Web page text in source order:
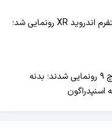
عینک هوشمند سامسونگ با پلتفرم اندروید XR رونمایی شد؛
گلکسی واچ اولترا ۲ و گلکسی واچ ۹ رونمایی شدند؛ بدنه
اسنپدراگون